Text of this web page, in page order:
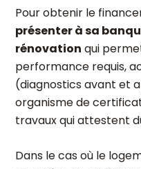
Pour obtenir le
présenter à sa
rénovation qui
performance requis,
(diagnostics avant et
organisme de
travaux qui attestent
Dans le cas où le